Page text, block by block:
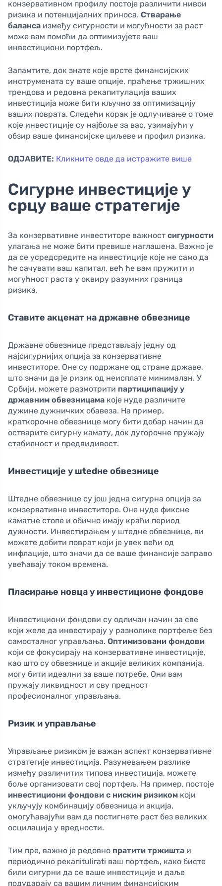
конзервативном профилу постоје различити нивои
ризика и потенцијалних приноса. Стварање
баланса између сигурности и могућности за раст
може вам помоћи да оптимизујете ваш
инвестициони портфељ.
Запамтите, док знате које врсте финансијских
инструмената су ваше опције, праћење тржишних
трендова и редовна рекапитулација ваших
инвестиција може бити кључно за оптимизацију
ваших поврата. Следећи корак је одлучивање о томе
које инвестиције су најбоље за вас, узимајући у
обзир ваше финансијске циљеве и профил ризика.
ОДЈАВИТЕ: Кликните овде да истражите више
Сигурне инвестиције у
срцу ваше стратегије
За конзервативне инвеститоре важност сигурности
улагања не може бити превише наглашена. Важно је
да се усредсредите на инвестиције које не само да
ће сачувати ваш капитал, већ ће вам пружити и
могућност раста у оквиру разумних граница
ризика.
Ставите акценат на државне обвезнице
Државне обвезнице представљају једну од
најсигурнијих опција за конзервативне
инвеститоре. Оне су подржане од стране државе,
што значи да је ризик од неисплате минималан. У
Србији, можете размотрити партиципацију у
државним обвезницама које нуде различите
дужине дужничких обавеза. На пример,
краткорочне обвезнице могу бити добар начин да
остварите сигурну камату, док дугорочне пружају
стабилност и предвидивост.
Инвестиције у шtedне обвезнице
Штедне обвезнице су још једна сигурна опција за
конзервативне инвеститоре. Оне нуде фиксне
каматне стопе и обично имају краћи период
дужности. Инвестирањем у штедне обвезнице, ви
можете добити поврат који је увек већи од
инфлације, што значи да се ваше финансије заправо
увећавају током времена.
Пласирање новца у инвестиционе фондове
Инвестициони фондови су одличан начин за све
који желе да инвестирају у разнолике портфеље без
самосталног управљања. Оптимизовани фондови
који се фокусирају на конзервативне инвестиције,
као што су обвезнице и акције великих компанија,
могу бити идеални за ваше потребе. Они вам
пружају ликвидност и сву предност
професионалног управљања.
Ризик и управљање
Управљање ризиком је важан аспект конзервативне
стратегије инвестиција. Разумевањем разлике
између различитих типова инвестиција, можете
боље организовати свој портфељ. На пример, постоје
инвестициони фондови с ниским ризиком који
укључују комбинацију обвезница и акција,
омогућавајући вам да постигнете раст без великих
осцилација у вредности.
Тим пре, важно је редовно пратити тржишта и
периодично рекапitulirati ваш портфељ, како бисте
били сигурни да се ваше инвестиције и даље
подударају са вашим личним финансијским